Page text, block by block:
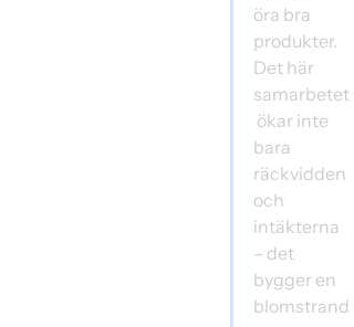
öra bra
produkter.
Det här
samarbetet
ökar inte
bara
räckvidden
och
intäkterna
– det
bygger en
blomstrand